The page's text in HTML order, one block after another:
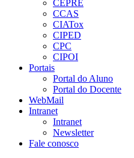
CEPRE
CCAS
CIATox
CIPED
CPC
CIPOI
Portais
Portal do Aluno
Portal do Docente
WebMail
Intranet
Intranet
Newsletter
Fale conosco